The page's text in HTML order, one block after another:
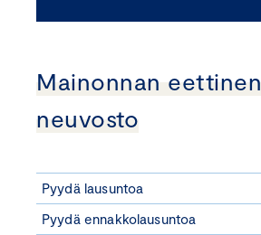
Mainonnan eettinen
neuvosto
Pyydä lausuntoa
Pyydä ennakkolausuntoa